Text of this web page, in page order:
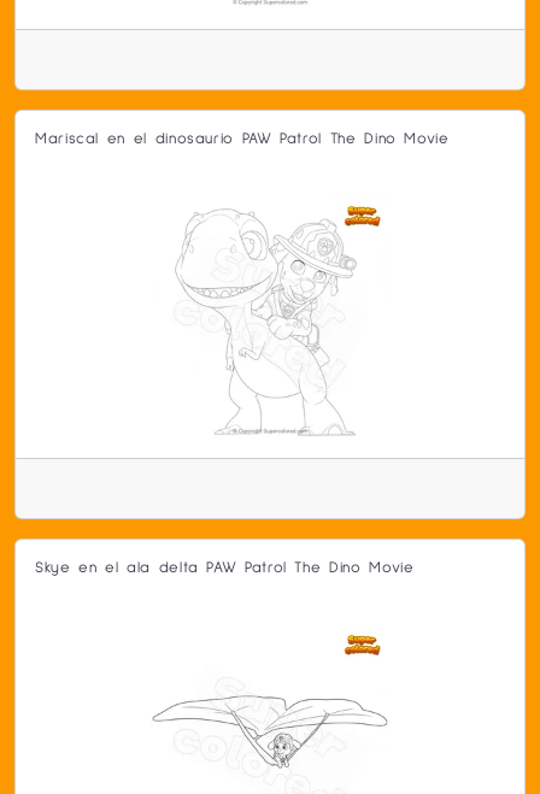
Mariscal en el dinosaurio PAW Patrol The Dino Movie
Skye en el ala delta PAW Patrol The Dino Movie